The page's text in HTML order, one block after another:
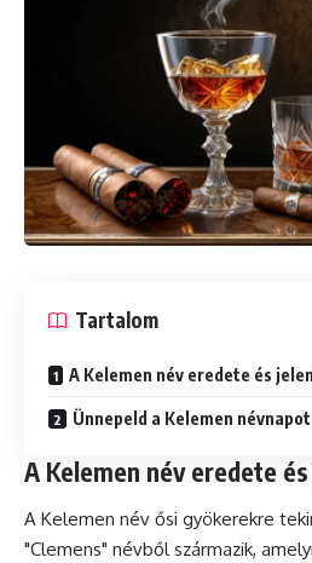
Tartalom
A Kelemen név eredete és
Ünnepeld a Kelemen
A Kelemen név eredete
A Kelemen név ősi gyökerekre
"Clemens" névből származik,